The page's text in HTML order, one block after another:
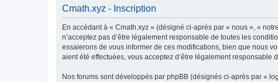
Cmath.xyz - Inscription
En accédant à « Cmath.xyz » (désigné ci-après par « nous », «
n’acceptez pas d’être légalement responsable de toutes les
essaierons de vous informer de ces modifications, bien que nous
aient été effectuées, vous acceptez d’être légalement responsable
Nos forums sont développés par phpBB (désignés ci-après par «